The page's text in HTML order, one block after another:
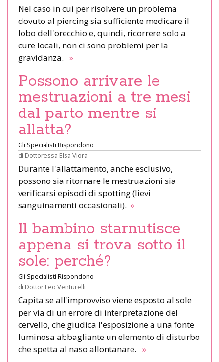
Nel caso in cui per risolvere un problema
dovuto al piercing sia sufficiente medicare il
lobo dell'orecchio e, quindi, ricorrere solo a
cure locali, non ci sono problemi per la
gravidanza. »
Possono arrivare le
mestruazioni a tre mesi
dal parto mentre si
allatta?
Gli Specialisti Rispondono
di Dottoressa Elsa Viora
Durante l'allattamento, anche esclusivo,
possono sia ritornare le mestruazioni sia
verificarsi episodi di spotting (lievi
sanguinamenti occasionali). »
Il bambino starnutisce
appena si trova sotto il
sole: perché?
Gli Specialisti Rispondono
di Dottor Leo Venturelli
Capita se all'improvviso viene esposto al sole
per via di un errore di interpretazione del
cervello, che giudica l'esposizione a una fonte
luminosa abbagliante un elemento di disturbo
che spetta al naso allontanare. »